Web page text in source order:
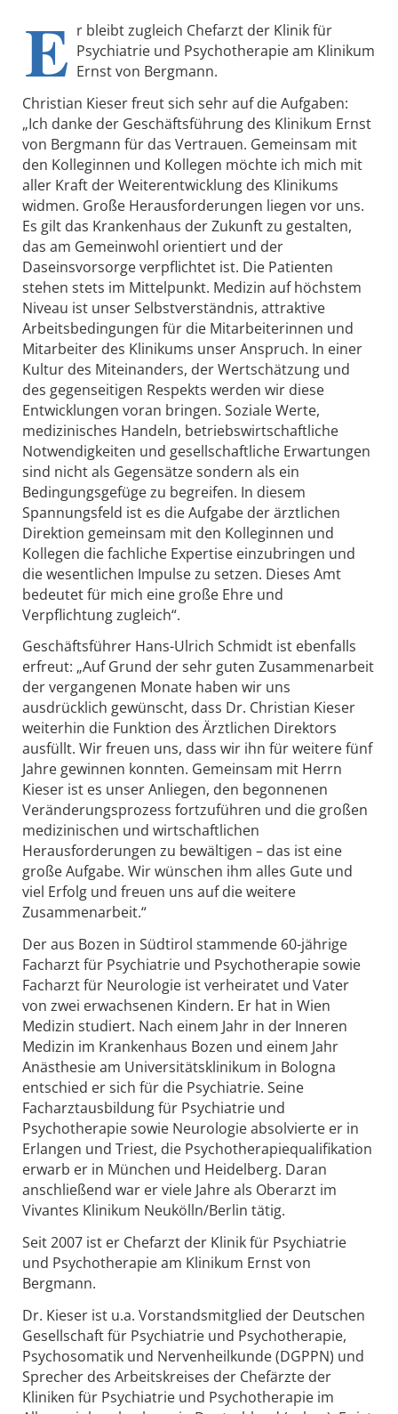
E r bleibt zugleich Chefarzt der Klinik für
Psychiatrie und Psychotherapie am Klinikum
Ernst von Bergmann.
Christian Kieser freut sich sehr auf die Aufgaben:
„Ich danke der Geschäftsführung des Klinikum Ernst
von Bergmann für das Vertrauen. Gemeinsam mit
den Kolleginnen und Kollegen möchte ich mich mit
aller Kraft der Weiterentwicklung des Klinikums
widmen. Große Herausforderungen liegen vor uns.
Es gilt das Krankenhaus der Zukunft zu gestalten,
das am Gemeinwohl orientiert und der
Daseinsvorsorge verpflichtet ist. Die Patienten
stehen stets im Mittelpunkt. Medizin auf höchstem
Niveau ist unser Selbstverständnis, attraktive
Arbeitsbedingungen für die Mitarbeiterinnen und
Mitarbeiter des Klinikums unser Anspruch. In einer
Kultur des Miteinanders, der Wertschätzung und
des gegenseitigen Respekts werden wir diese
Entwicklungen voran bringen. Soziale Werte,
medizinisches Handeln, betriebswirtschaftliche
Notwendigkeiten und gesellschaftliche Erwartungen
sind nicht als Gegensätze sondern als ein
Bedingungsgefüge zu begreifen. In diesem
Spannungsfeld ist es die Aufgabe der ärztlichen
Direktion gemeinsam mit den Kolleginnen und
Kollegen die fachliche Expertise einzubringen und
die wesentlichen Impulse zu setzen. Dieses Amt
bedeutet für mich eine große Ehre und
Verpflichtung zugleich“.
Geschäftsführer Hans-Ulrich Schmidt ist ebenfalls
erfreut: „Auf Grund der sehr guten Zusammenarbeit
der vergangenen Monate haben wir uns
ausdrücklich gewünscht, dass Dr. Christian Kieser
weiterhin die Funktion des Ärztlichen Direktors
ausfüllt. Wir freuen uns, dass wir ihn für weitere fünf
Jahre gewinnen konnten. Gemeinsam mit Herrn
Kieser ist es unser Anliegen, den begonnenen
Veränderungsprozess fortzuführen und die großen
medizinischen und wirtschaftlichen
Herausforderungen zu bewältigen – das ist eine
große Aufgabe. Wir wünschen ihm alles Gute und
viel Erfolg und freuen uns auf die weitere
Zusammenarbeit.“
Der aus Bozen in Südtirol stammende 60-jährige
Facharzt für Psychiatrie und Psychotherapie sowie
Facharzt für Neurologie ist verheiratet und Vater
von zwei erwachsenen Kindern. Er hat in Wien
Medizin studiert. Nach einem Jahr in der Inneren
Medizin im Krankenhaus Bozen und einem Jahr
Anästhesie am Universitätsklinikum in Bologna
entschied er sich für die Psychiatrie. Seine
Facharztausbildung für Psychiatrie und
Psychotherapie sowie Neurologie absolvierte er in
Erlangen und Triest, die Psychotherapiequalifikation
erwarb er in München und Heidelberg. Daran
anschließend war er viele Jahre als Oberarzt im
Vivantes Klinikum Neukölln/Berlin tätig.
Seit 2007 ist er Chefarzt der Klinik für Psychiatrie
und Psychotherapie am Klinikum Ernst von
Bergmann.
Dr. Kieser ist u.a. Vorstandsmitglied der Deutschen
Gesellschaft für Psychiatrie und Psychotherapie,
Psychosomatik und Nervenheilkunde (DGPPN) und
Sprecher des Arbeitskreises der Chefärzte der
Kliniken für Psychiatrie und Psychotherapie im